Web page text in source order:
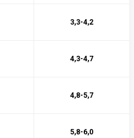
3,3-4,2
4,3-4,7
4,8-5,7
5,8-6,0